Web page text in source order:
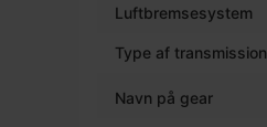
Luftbremsesystem
Type af transmission
Navn på gear